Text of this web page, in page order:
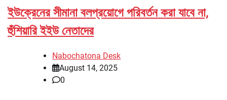
ইউক্রেনের সীমানা বলপ্রয়োগে পরিবর্তন করা যাবে না,
হুঁশিয়ারি ইইউ নেতাদের
Nabochatona Desk
August 14, 2025
0